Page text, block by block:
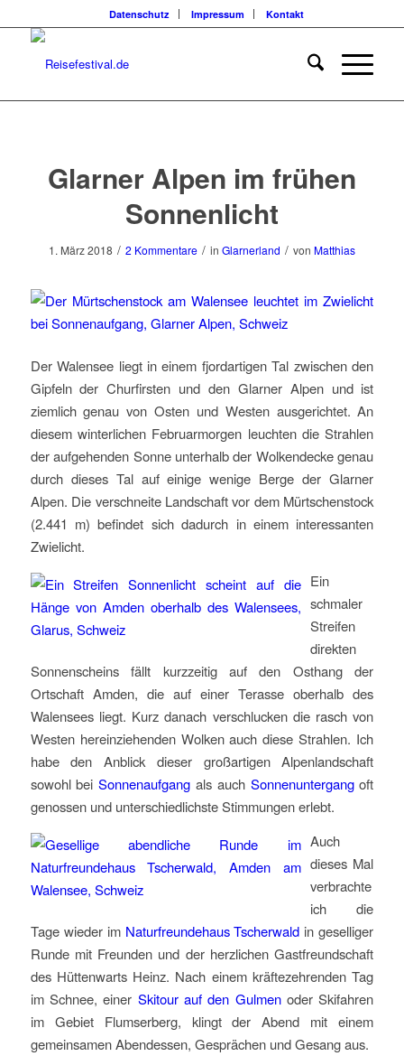
Datenschutz Impressum Kontakt
Glarner Alpen im frühen
Sonnenlicht
1. März 2018 / 2 Kommentare / in Glarnerland / von Matthias
Der Walensee liegt in einem fjordartigen Tal zwischen den
Gipfeln der Churfirsten und den Glarner Alpen und ist
ziemlich genau von Osten und Westen ausgerichtet. An
diesem winterlichen Februarmorgen leuchten die Strahlen
der aufgehenden Sonne unterhalb der Wolkendecke genau
durch dieses Tal auf einige wenige Berge der Glarner
Alpen. Die verschneite Landschaft vor dem Mürtschenstock
(2.441 m) befindet sich dadurch in einem interessanten
Zwielicht.
Ein
schmaler
Streifen
direkten
Sonnenscheins fällt kurzzeitig auf den Osthang der
Ortschaft Amden, die auf einer Terasse oberhalb des
Walensees liegt. Kurz danach verschlucken die rasch von
Westen hereinziehenden Wolken auch diese Strahlen. Ich
habe den Anblick dieser großartigen Alpenlandschaft
sowohl beiSonnenaufgang als auch Sonnenuntergangoft
genossen und unterschiedlichste Stimmungen erlebt.
Auch
dieses Mal
verbrachte
ich die
Tage wieder im Naturfreundehaus Tscherwald in geselliger
Runde mit Freunden und der herzlichen Gastfreundschaft
des Hüttenwarts Heinz. Nach einem kräftezehrenden Tag
im Schnee, einer Skitour auf den Gulmenoder Skifahren
im Gebiet Flumserberg, klingt der Abend mit einem
gemeinsamen Abendessen, Gesprächen und Gesang aus.